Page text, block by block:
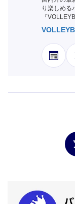
り楽しめる
『